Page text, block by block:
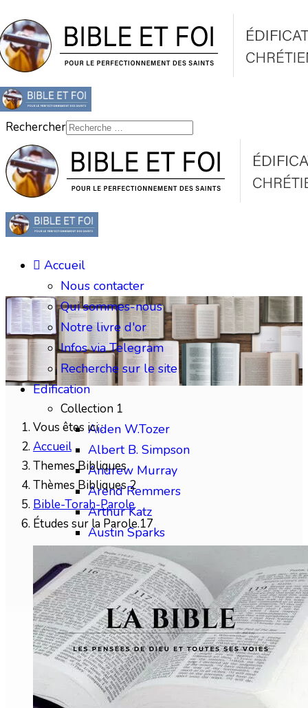
Rechercher
Accueil
Nous contacter
Qui sommes-nous
Notre livre d'or
Infos via Telegram
Recherche sur le site
Edification
Collection 1
Aiden W.Tozer
Albert B. Simpson
Andrew Murray
Arend Remmers
Arthur Katz
Austin Sparks
Benjamin Gabelle
Collection 2
Charles H.Mackintosh
Charles Spurgeon
Chip Brogden
Christian Briem
Charles Finney
David Wilkerson
Vous êtes ici :
Accueil
Themes Bibliques
Thèmes Bibliques 2
Bible-Torah-Parole
Études sur la Parole.17